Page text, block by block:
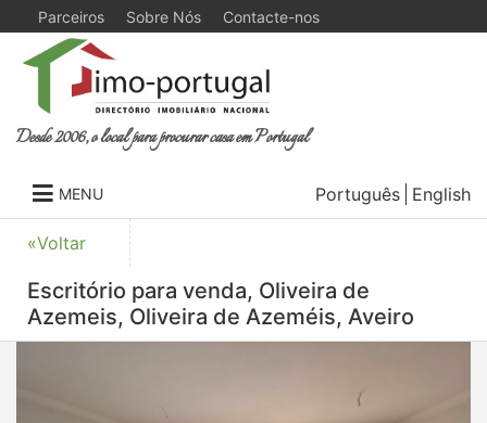
Parceiros Sobre Nós Contacte-nos
Desde 2006, o local para procurar casa em Portugal
MENU Português English
«Voltar
Escritório para venda, Oliveira de
Azemeis, Oliveira de Azeméis, Aveiro